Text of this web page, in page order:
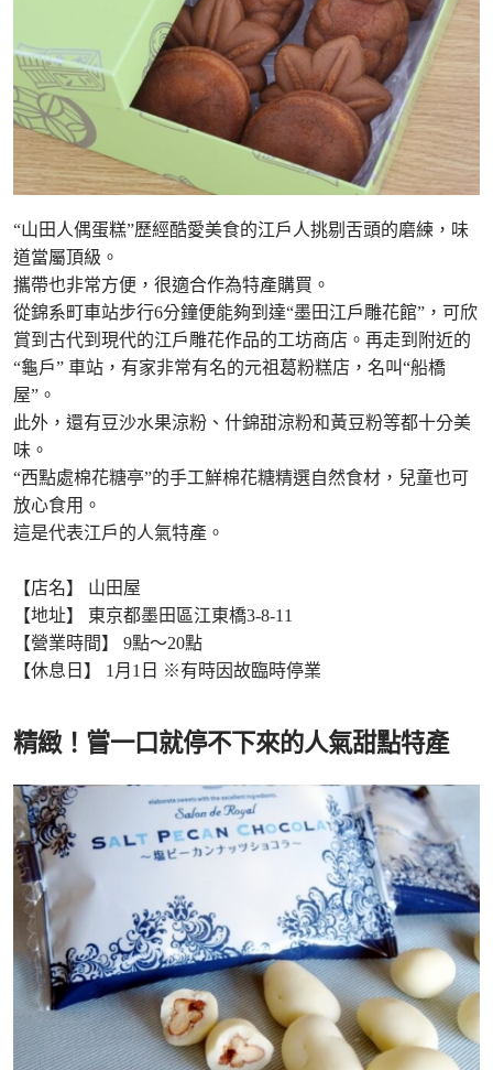
“山田人偶蛋糕”歷經酷愛美食的江戶人挑剔舌頭的磨練，味
道當屬頂級。
攜帶也非常方便，很適合作為特產購買。
從錦系町車站步行6分鐘便能夠到達“墨田江戶雕花館”，可欣
賞到古代到現代的江戶雕花作品的工坊商店。再走到附近的
“龜戶” 車站，有家非常有名的元祖葛粉糕店，名叫“船橋
屋”。
此外，還有豆沙水果涼粉、什錦甜涼粉和黃豆粉等都十分美
味。
“西點處棉花糖亭”的手工鮮棉花糖精選自然食材，兒童也可
放心食用。
這是代表江戶的人氣特產。
【店名】 山田屋
【地址】 東京都墨田區江東橋3-8-11
【營業時間】 9點～20點
【休息日】 1月1日 ※有時因故臨時停業
精緻！嘗一口就停不下來的人氣甜點特產